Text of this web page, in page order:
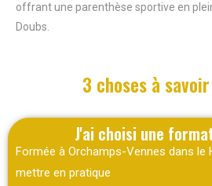
offrant une parenthèse sportive en
Doubs.
3 choses à
J'ai choisi une
Formée à Orchamps-Vennes dans le
mettre en pratique